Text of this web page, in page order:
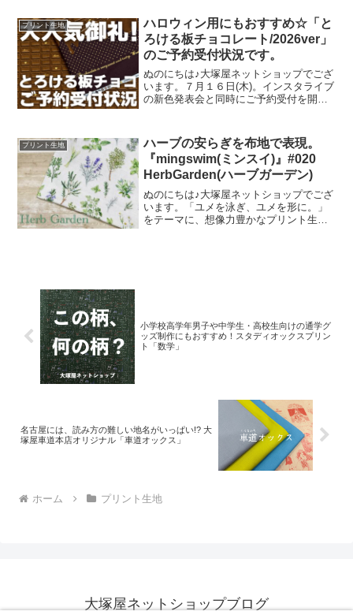
した。ご予約をくださっていましたお客
様への発送が完了し、現
プリント生地
ハロウィン用にもおすすめ☆「と
ろける板チョコレート/2026ver」
のご予約受付状況です。
ぬのにちは♪大塚屋ネットショップでござ
います。７月１６日(木)。インスタライブ
の新色発表会と同時にご予約受付を開始
ョン。「復刻カラー３色」と「新色３
色」の全６色にて展
プリント生地
ハーブの安らぎを布地で表現。
『mingswim(ミンスイ)』#020
HerbGarden(ハーブガーデン)
ぬのにちは♪大塚屋ネットショップでござ
います。「ユメを泳ぎ、ユメを形に。」
をテーマに、想像力豊かなプリント生地
小学校高学年男子や中学生・高校生向けの通学グ
ッズ制作にもおすすめ！スタディオックスプリン
ト「数学」
名古屋には、読み方の難しい地名がいっぱい!? 大
塚屋車道本店オリジナル「車道オックス」
ホーム プリント生地
大塚屋ネットショップブログ